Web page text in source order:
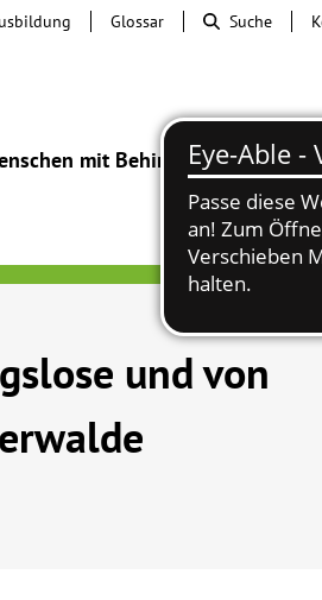
mit Behinderung
Glossar Suche
und von